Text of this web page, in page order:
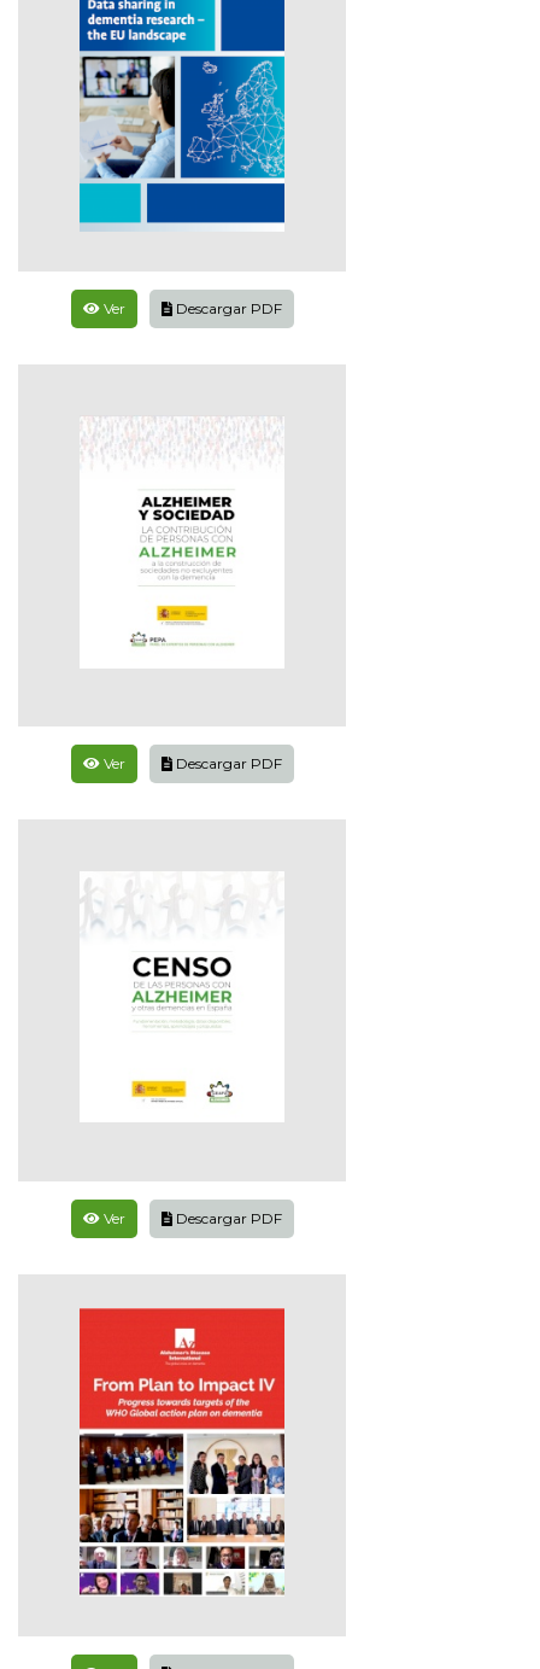
Ver Descargar PDF
Ver Descargar PDF
Ver Descargar PDF